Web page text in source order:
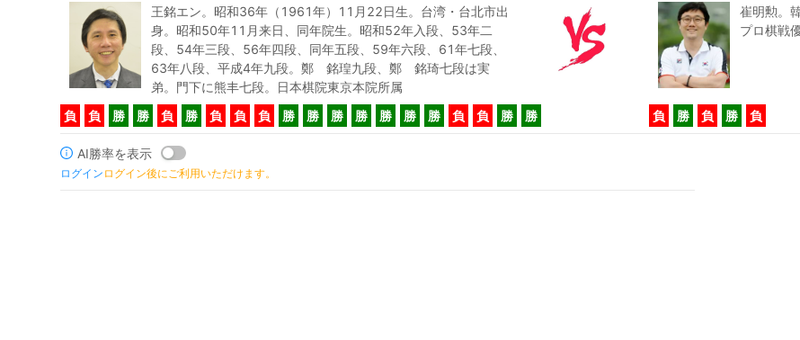
王銘エン。昭和36年（1961年）11月22日生。台湾・台北市出
身。昭和50年11月来日、同年院生。昭和52年入段、53年二
段、54年三段、56年四段、同年五段、59年六段、61年七段、
63年八段、平成4年九段。鄭 銘瑝九段、鄭 銘琦七段は実
弟。門下に熊丰七段。日本棋院東京本院所属
崔明勲。
プロ棋戦
負 負 勝 勝 負 勝 負 負 負 勝 勝 勝 勝 勝 勝 勝 負 負 勝 勝 負 勝 負 勝 負
AI勝率を表示
ログイン ログイン後にご利用いただけます。